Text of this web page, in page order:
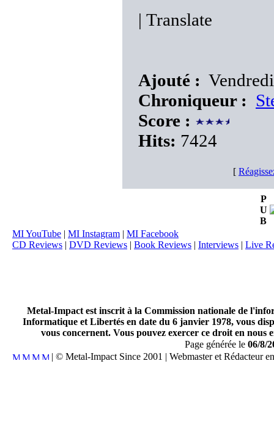
| Translate
Ajouté :
Chroniqueur :
Score :
Hits: 7424
[
P
U
B
MI YouTube | MI Instagram | MI Facebook
CD Reviews | DVD Reviews | Book Reviews | Interviews | Live
Metal-Impact est inscrit à la Commission nationale de
Informatique et Libertés en date du 6 janvier 1978, vous
vous concernent. Vous pouvez exercer ce droit en
Page générée le 06/8/
| © Metal-Impact Since 2001 | Webmaster et Rédacteur